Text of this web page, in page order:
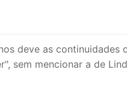
deve as continuidades
sem mencionar a de